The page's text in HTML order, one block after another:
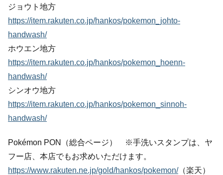
ジョウト地方
https://item.rakuten.co.jp/hankos/pokemon_johto-
handwash/
ホウエン地方
https://item.rakuten.co.jp/hankos/pokemon_hoenn-
handwash/
シンオウ地方
https://item.rakuten.co.jp/hankos/pokemon_sinnoh-
handwash/
Pokémon PON（総合ページ） ※手洗いスタンプは、ヤ
フー店、本店でもお求めいただけます。
https://www.rakuten.ne.jp/gold/hankos/pokemon/（楽天）